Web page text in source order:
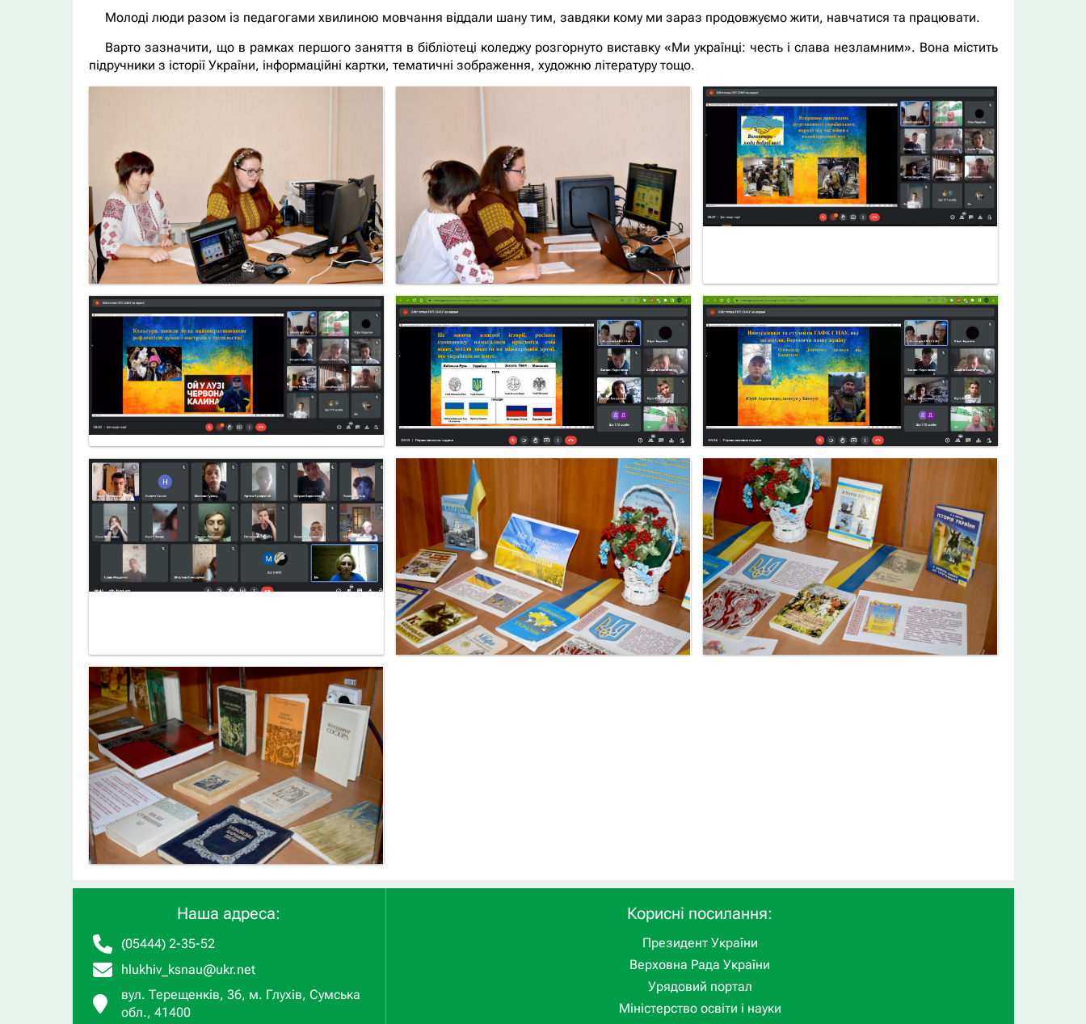
Молоді люди разом із педагогами хвилиною мовчання віддали шану тим, завдяки кому ми зараз продовжуємо жити, навчатися та працювати.
Варто зазначити, що в рамках першого заняття в бібліотеці коледжу розгорнуто виставку «Ми українці: честь і слава незламним». Вона містить
підручники з історії України, інформаційні картки, тематичні зображення, художню літературу тощо.
Наша адреса:
(05444) 2-35-52
hlukhiv_ksnau@ukr.net
вул. Терещенків, 36, м. Глухів, Сумська
обл., 41400
Корисні посилання:
Президент України
Верховна Рада України
Урядовий портал
Міністерство освіти і науки